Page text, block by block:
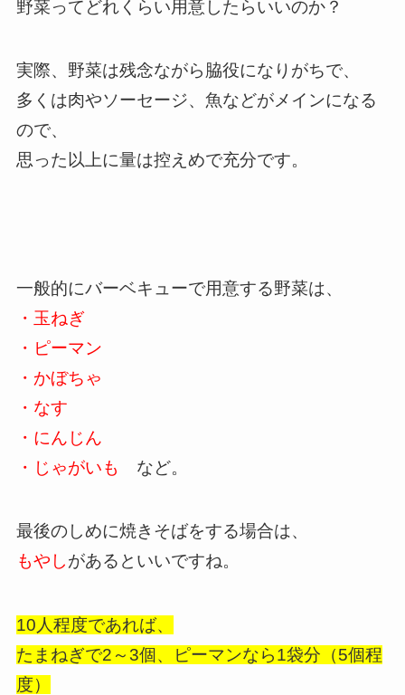
野菜ってどれくらい用意したらいいのか？
実際、野菜は残念ながら脇役になりがちで、
多くは肉やソーセージ、魚などがメインになる
ので、
思った以上に量は控えめで充分です。
一般的にバーベキューで用意する野菜は、
・玉ねぎ
・ピーマン
・かぼちゃ
・なす
・にんじん
・じゃがいも
など。
最後のしめに焼きそばをする場合は、
もやしがあるといいですね。
10人程度であれば、
たまねぎで2～3個、ピーマンなら1袋分（5個程
度）